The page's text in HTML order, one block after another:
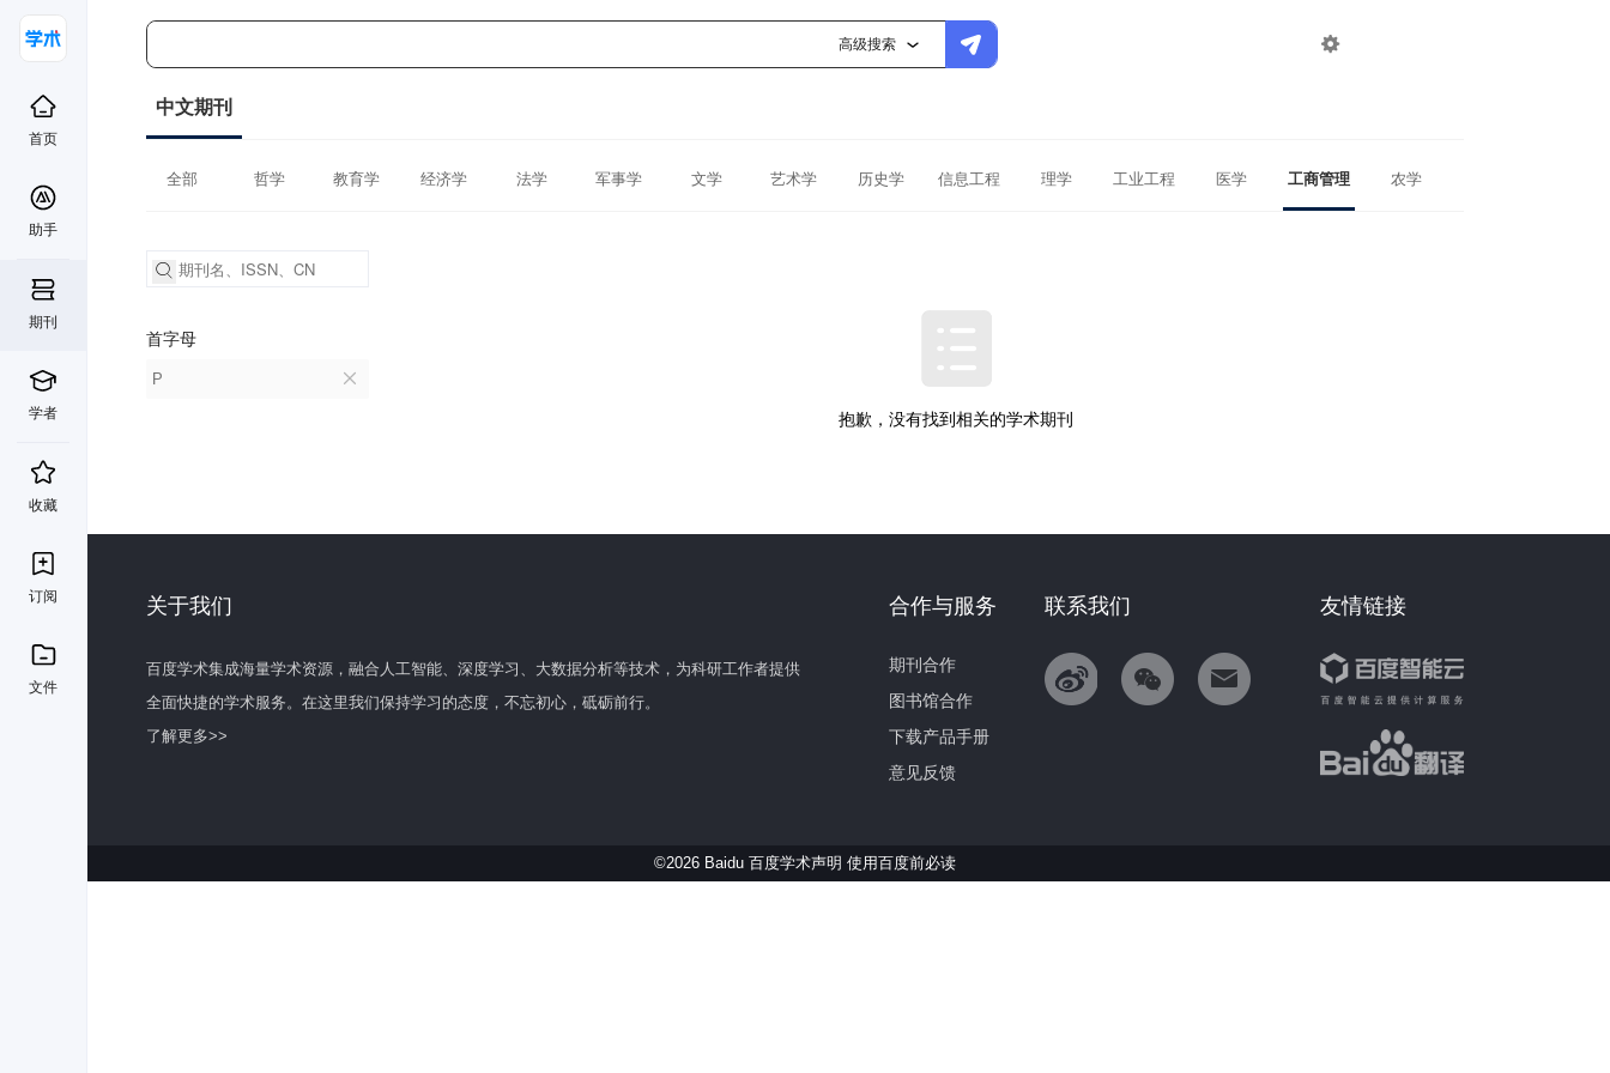
高级搜索 
首页
助手
期刊
学者
收藏
订阅
文件
中文期刊
全部 哲学 教育学 经济学 法学 军事学 文学 艺术学 历史学 信息工程 理学 工业工程 医学 工商管理 农学
首字母
P
抱歉，没有找到相关的学术期刊
关于我们
百度学术集成海量学术资源，融合人工智能、深度学习、大数据分析等技术，为科研工作者提供
全面快捷的学术服务。在这里我们保持学习的态度，不忘初心，砥砺前行。
了解更多>>
友情链接
联系我们
合作与服务
期刊合作
图书馆合作
下载产品手册
意见反馈
©2026 Baidu 百度学术声明 使用百度前必读